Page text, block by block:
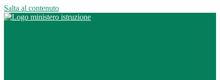
Salta al contenuto